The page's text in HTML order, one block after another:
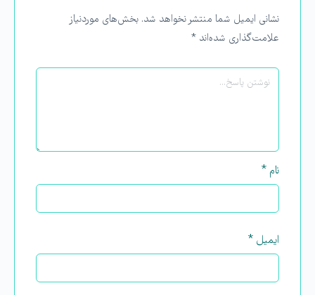
نشانی ایمیل شما منتشر نخواهد شد. بخش‌های موردنیاز
علامت‌گذاری شده‌اند *
نام *
ایمیل *